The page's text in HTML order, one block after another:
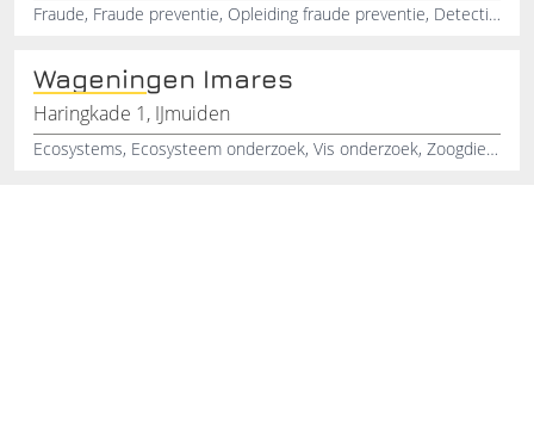
Fraude, Fraude preventie, Opleiding fraude preventie, Detectie, Onderzoek, Fraudebestrijding, Bedrijfsproces, Training, Privédetective, Fraudegevoelig
Wageningen Imares
Haringkade 1, IJmuiden
Ecosystems, Ecosysteem onderzoek, Vis onderzoek, Zoogdieren onderzoek, Research